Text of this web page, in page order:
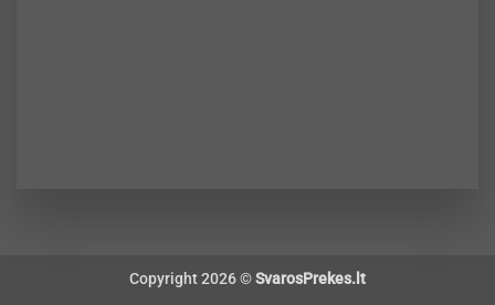
Copyright 2026 ©SvarosPrekes.lt